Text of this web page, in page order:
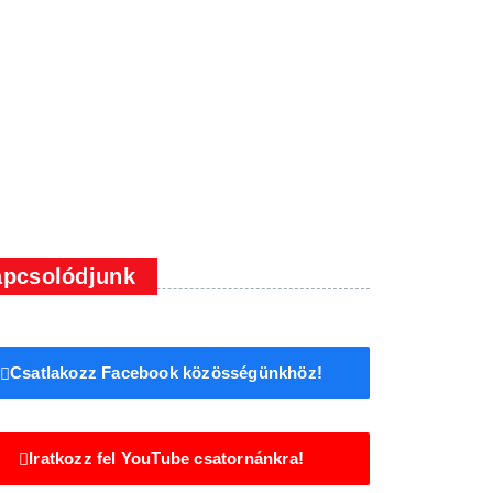
Csatlakozz Facebook közösségünkhöz!
Iratkozz fel YouTube csatornánkra!